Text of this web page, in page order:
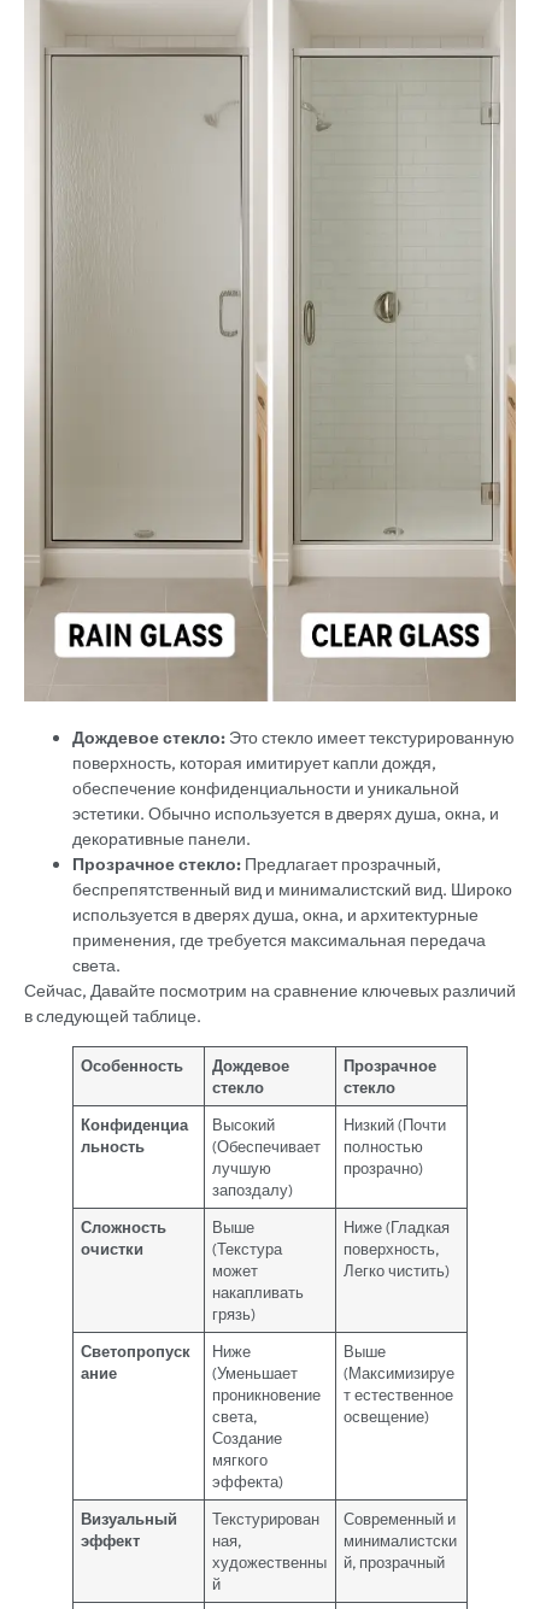
Дождевое стекло: Это стекло имеет текстурированную
поверхность, которая имитирует капли дождя,
обеспечение конфиденциальности и уникальной
эстетики. Обычно используется в дверях душа, окна, и
декоративные панели.
Прозрачное стекло: Предлагает прозрачный,
беспрепятственный вид и минималистский вид. Широко
используется в дверях душа, окна, и архитектурные
применения, где требуется максимальная передача
света.
Сейчас, Давайте посмотрим на сравнение ключевых различий
в следующей таблице.
Особенность
Дождевое
стекло
Прозрачное
стекло
Конфиденциа
льность
Высокий
(Обеспечивает
лучшую
запоздалу)
Низкий (Почти
полностью
прозрачно)
Сложность
очистки
Выше
(Текстура
может
накапливать
грязь)
Ниже (Гладкая
поверхность,
Легко чистить)
Светопропуск
ание
Ниже
(Уменьшает
проникновение
света,
Создание
мягкого
эффекта)
Выше
(Максимизируе
т естественное
освещение)
Визуальный
эффект
Текстурирован
ная,
художественны
й
Современный и
минималистски
й, прозрачный